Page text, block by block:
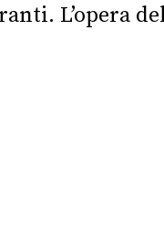
L’opera